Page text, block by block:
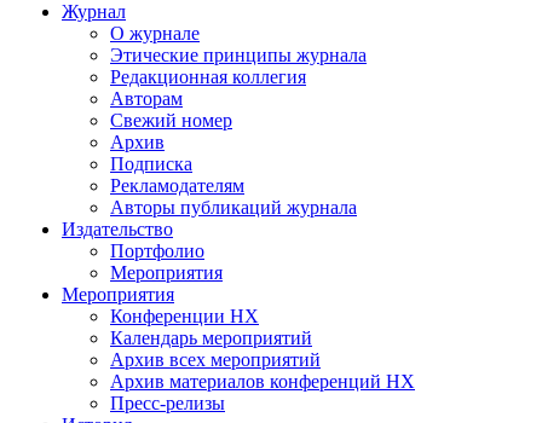
Журнал
О журнале
Этические принципы журнала
Редакционная коллегия
Авторам
Свежий номер
Архив
Подписка
Рекламодателям
Авторы публикаций журнала
Издательство
Портфолио
Мероприятия
Мероприятия
Конференции НХ
Календарь мероприятий
Архив всех мероприятий
Архив материалов конференций НХ
Пресс-релизы